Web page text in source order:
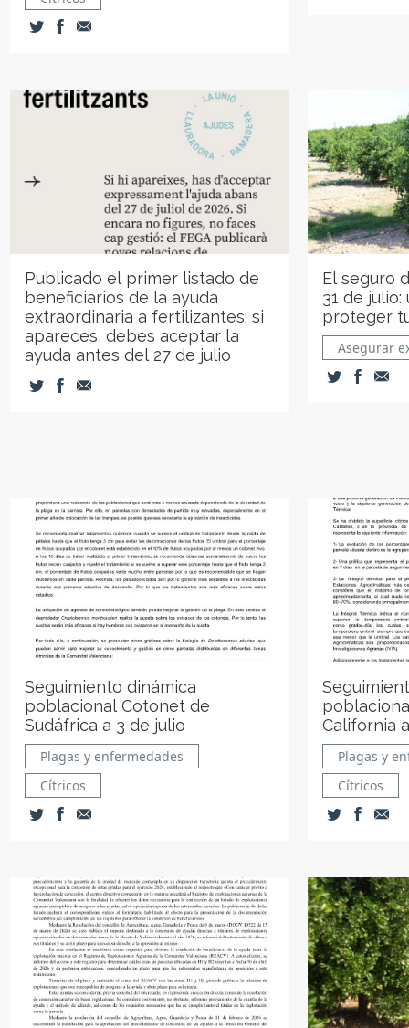
Publicado el primer listado de
beneficiarios de la ayuda
extraordinaria a fertilizantes: si
apareces, debes aceptar la
ayuda antes del 27 de julio
El seguro
31 de
proteger
Asegurar
Seguimiento dinámica
poblacional Cotonet de
Sudáfrica a 3 de julio
Plagas y enfermedades
Cítricos
California
Plagas y
Cítricos